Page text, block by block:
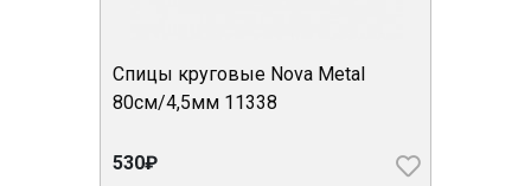
Спицы круговые Nova Metal
80см/4,5мм 11338
530₽